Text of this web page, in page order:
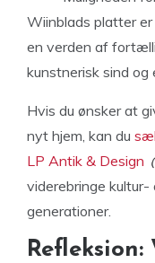
Wiinblads platter
en verden af
kunstnerisk sind og
Hvis du ønsker at
nyt hjem, kan du
LP Antik & Design
viderebringe
generationer.